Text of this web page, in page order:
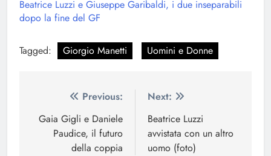
Beatrice Luzzi e Giuseppe Garibaldi, i due inseparabili
dopo la fine del GF
Tagged: Giorgio Manetti Uomini e Donne
Navigazione
articoli
Previous:
Gaia Gigli e Daniele
Paudice, il futuro
della coppia
Next:
Beatrice Luzzi
avvistata con un altro
uomo (foto)